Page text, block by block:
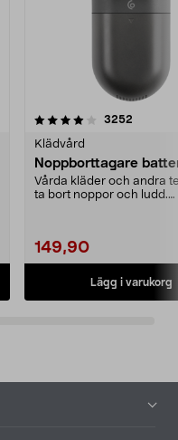
3252
Klädvård
Noppborttagare
Vårda kläder och andra
ta bort noppor och ludd.
149,90
Lägg i varukorg
4.5av 5 stjärnor